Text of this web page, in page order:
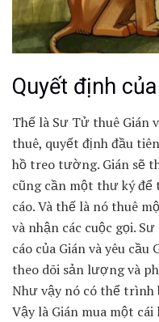
Quyết định
Thế là Sư Tử thuê Gián
thuê, quyết định đầu
hồ treo tường. Gián sẽ
cũng cần một thư ký để
cáo. Và thế là nó thuê
và nhận các cuộc gọi.
cáo của Gián và yêu
theo dõi sản lượng và
Như vậy nó có thể trình
Vậy là Gián mua một